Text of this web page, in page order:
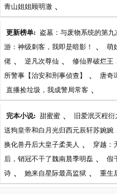
青山姐姐顾明澈 、
更新榜单: 盗墓：与废物系统的第九
游：神级刺客，我即是暗影！ 、 萌
佬 、 逆凡次尊仙 、 修仙界破烂王
所警事【治安和刑事侦查】 、 唐奇
直播捡垃圾，我成警局常客 、
完本小说: 甜蜜蜜 、 旧爱泯灭程衍
送狗皇帝和白月光归西元辰轩苏婉婉
换化兽丹后大皇子柔美人 、 穿越：
后，销冠不干了魏南晨季明磊 、 假
诗 、 她来自星际最高监狱 、 重生